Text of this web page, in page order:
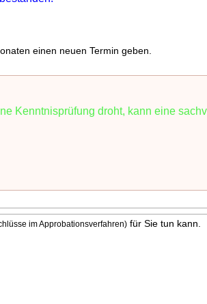
einen neuen Termin geben.
Kenntnisprüfung droht, kann eine
im Approbationsverfahren) für Sie tun kann.